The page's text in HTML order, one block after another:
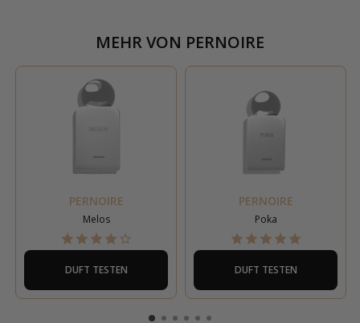
MEHR VON PERNOIRE
PERNOIRE
Melos
DUFT TESTEN
PERNOIRE
Poka
DUFT TESTEN